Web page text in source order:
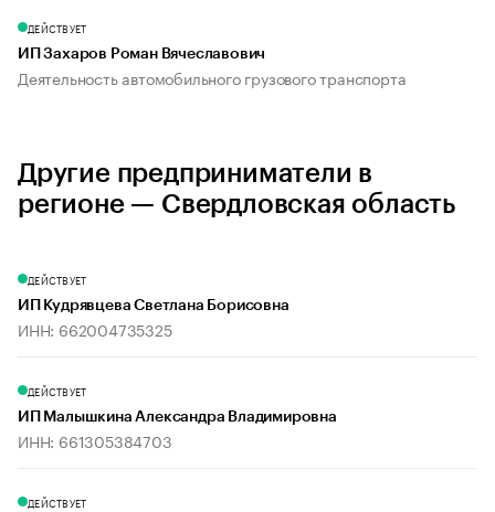
ДЕЙСТВУЕТ
ИП Захаров Роман Вячеславович
Деятельность автомобильного грузового транспорта
Другие предприниматели в
регионе — Свердловская область
ДЕЙСТВУЕТ
ИП Кудрявцева Светлана Борисовна
ИНН: 662004735325
ДЕЙСТВУЕТ
ИП Малышкина Александра Владимировна
ИНН: 661305384703
ДЕЙСТВУЕТ